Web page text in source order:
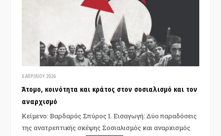
6 ΑΠΡΙΛΊΟΥ 2026
Άτομο, κοινότητα και κράτος στον σοσιαλισμό και τον
αναρχισμό
Κείμενο: Βαρδαρός Σπύρος 1. Εισαγωγή: Δύο παραδόσεις
της ανατρεπτικής σκέψης Σοσιαλισμός και αναρχισμός